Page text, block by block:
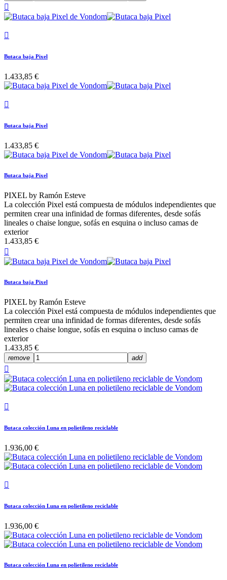


Butaca baja Pixel
1.433,85 €

Butaca baja Pixel
1.433,85 €
Butaca baja Pixel
PIXEL by Ramón Esteve
La colección Pixel está compuesta de módulos independientes que
permiten crear una infinidad de formas diferentes, desde sofás
lineales o chaise longue, sofás en esquina o incluso camas de
exterior
1.433,85 €

Butaca baja Pixel
PIXEL by Ramón Esteve
La colección Pixel está compuesta de módulos independientes que
permiten crear una infinidad de formas diferentes, desde sofás
lineales o chaise longue, sofás en esquina o incluso camas de
exterior
1.433,85 €
remove add


Butaca colección Luna en polietileno reciclable
1.936,00 €

Butaca colección Luna en polietileno reciclable
1.936,00 €
Butaca colección Luna en polietileno reciclable